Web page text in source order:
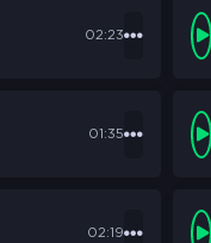
02:23
01:35
02:19